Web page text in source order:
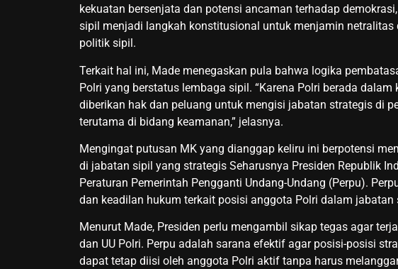
kekuatan bersenjata dan potensi ancaman terhadap
sipil menjadi langkah konstitusional untuk menjamin
politik sipil.
Terkait hal ini, Made menegaskan pula bahwa logika
Polri yang berstatus lembaga sipil. “Karena Polri berada
diberikan hak dan peluang untuk mengisi jabatan strategis di
terutama di bidang keamanan,” jelasnya.
Mengingat putusan MK yang dianggap keliru ini berpotensi
di jabatan sipil yang strategis Seharusnya Presiden Republik
Peraturan Pemerintah Pengganti Undang-Undang (Perpu).
dan keadilan hukum terkait posisi anggota Polri dalam jabatan
Menurut Made, Presiden perlu mengambil sikap tegas agar
dan UU Polri. Perpu adalah sarana efektif agar posisi-posisi
dapat tetap diisi oleh anggota Polri aktif tanpa harus